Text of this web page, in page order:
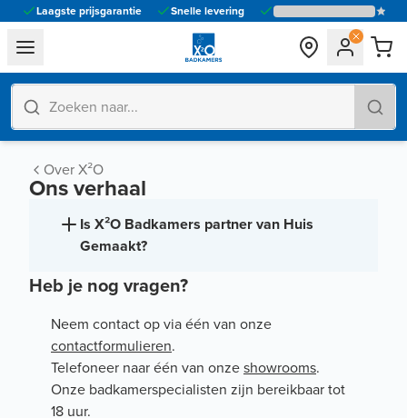
Laagste prijsgarantie Snelle levering
general.navigation.toggle_menu.label
Over X²O
Ons verhaal
Is X²O Badkamers partner van Huis
Gemaakt?
Heb je nog vragen?
Neem contact op via één van onze
contactformulieren.
Telefoneer naar één van onzeshowrooms.
Onze badkamerspecialisten zijn bereikbaar tot
18 uur.